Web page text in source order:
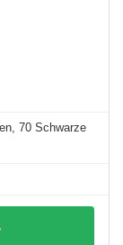
70 Schwarze